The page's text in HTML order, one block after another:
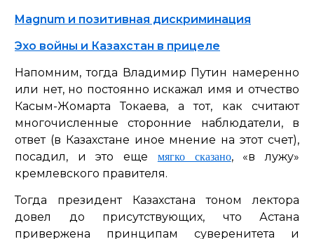
Magnum и позитивная дискриминация
Эхо войны и Казахстан в прицеле
Напомним, тогда Владимир Путин намеренно
или нет, но постоянно искажал имя и отчество
Касым-Жомарта Токаева, а тот, как считают
многочисленные сторонние наблюдатели, в
ответ (в Казахстане иное мнение на этот счет),
посадил, и это еще мягко сказано, «в лужу»
кремлевского правителя.
Тогда президент Казахстана тоном лектора
довел до присутствующих, что Астана
привержена принципам суверенитета и